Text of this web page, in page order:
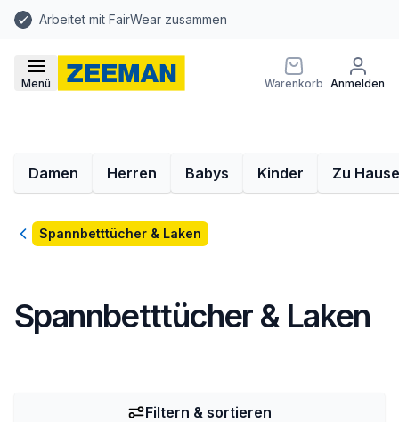
Arbeitet mit FairWear zusammen
Menü Warenkorb Anmelden
Damen Herren Babys Kinder Zu Hause
ZurückSpannbetttücher & Laken
Spannbetttücher & Laken
Filtern & sortieren